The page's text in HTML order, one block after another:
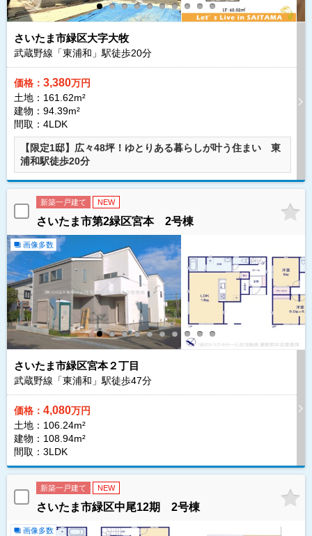
さいたま市緑区大字大牧
武蔵野線「東浦和」駅徒歩20分
価格： 3,380万円
土地：161.62m²
建物：94.39m²
間取：4LDK
【限定1邸】広々48坪！ゆとりある暮らしが叶う住まい 東
浦和駅徒歩20分
新築一戸建て NEW
さいたま市第2緑区宮本 2号棟
画像多数
さいたま市緑区宮本２丁目
武蔵野線「東浦和」駅徒歩47分
価格： 4,080万円
土地：106.24m²
建物：108.94m²
間取：3LDK
新築一戸建て NEW
さいたま市緑区中尾12期 2号棟
画像多数